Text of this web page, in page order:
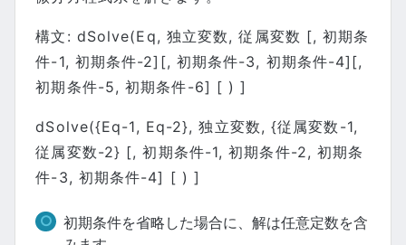
構文: dSolve(Eq, 独立変数, 従属変数 [, 初期条
件-1, 初期条件-2][, 初期条件-3, 初期条件-4][,
初期条件-5, 初期条件-6] [ ) ]
dSolve({Eq-1, Eq-2}, 独立変数, {従属変数-1,
従属変数-2} [, 初期条件-1, 初期条件-2, 初期条
件-3, 初期条件-4] [ ) ]
初期条件を省略した場合に、解は任意定数を含